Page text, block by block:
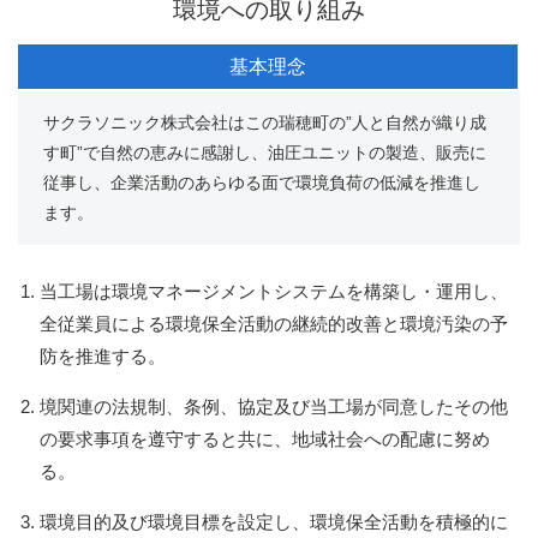
環境への取り組み
基本理念
サクラソニック株式会社はこの瑞穂町の”人と自然が織り成
す町”で自然の恵みに感謝し、油圧ユニットの製造、販売に
従事し、企業活動のあらゆる面で環境負荷の低減を推進し
ます。
当工場は環境マネージメントシステムを構築し・運用し、
全従業員による環境保全活動の継続的改善と環境汚染の予
防を推進する。
境関連の法規制、条例、協定及び当工場が同意したその他
の要求事項を遵守すると共に、地域社会への配慮に努め
る。
環境目的及び環境目標を設定し、環境保全活動を積極的に